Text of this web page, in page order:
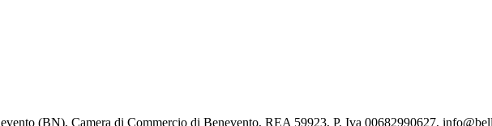
(BN), Camera di Commercio di Benevento, REA 59923, P. Iva 00682990627,